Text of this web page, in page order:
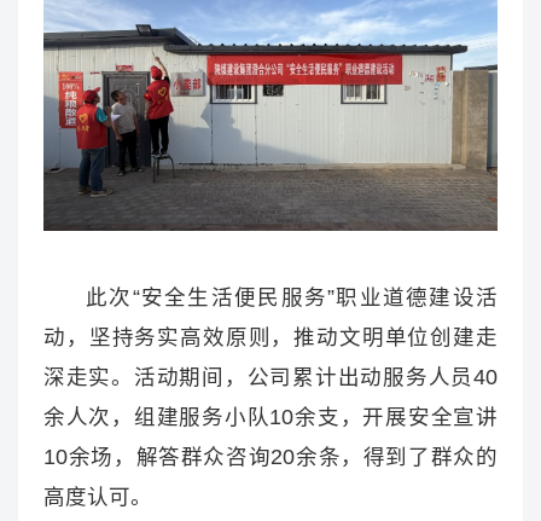
此次“安全生活便民服务”职业道德建设活
动，坚持务实高效原则，推动文明单位创建走
深走实。活动期间，公司累计出动服务人员40
余人次，组建服务小队10余支，开展安全宣讲
10余场，解答群众咨询20余条，得到了群众的
高度认可。